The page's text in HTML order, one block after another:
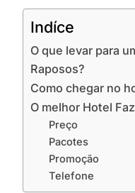
Indíce
O que levar para
Raposos?
Como chegar no
O melhor Hotel
Preço
Pacotes
Promoção
Telefone